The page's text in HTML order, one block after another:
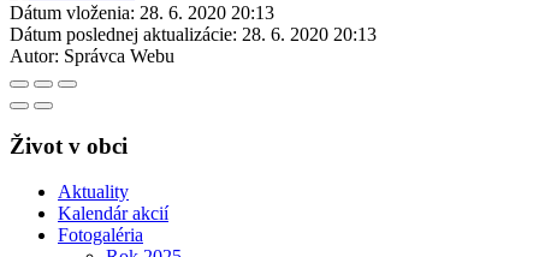
Dátum vloženia: 28. 6. 2020 20:13
Dátum poslednej aktualizácie: 28. 6. 2020 20:13
Autor: Správca Webu
Život v obci
Aktuality
Kalendár akcií
Fotogaléria